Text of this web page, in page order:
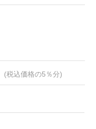
(税込価格の5％分)